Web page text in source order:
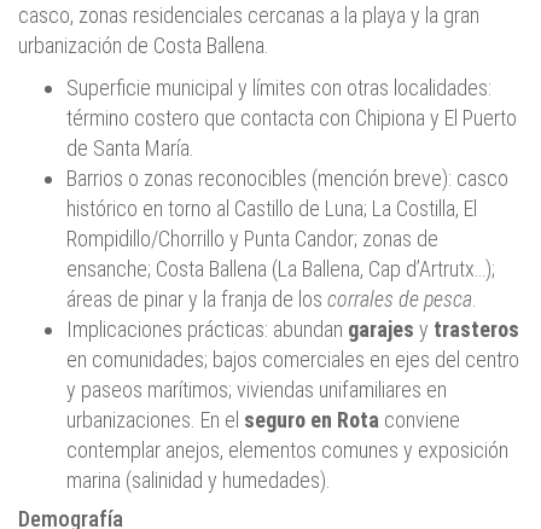
casco, zonas residenciales cercanas a la playa y la gran
urbanización de Costa Ballena.
Superficie municipal y límites con otras localidades:
término costero que contacta con Chipiona y El Puerto
de Santa María.
Barrios o zonas reconocibles (mención breve): casco
histórico en torno al Castillo de Luna; La Costilla, El
Rompidillo/Chorrillo y Punta Candor; zonas de
ensanche; Costa Ballena (La Ballena, Cap d’Artrutx…);
áreas de pinar y la franja de los corrales de pesca.
Implicaciones prácticas: abundan garajes y trasteros
en comunidades; bajos comerciales en ejes del centro
y paseos marítimos; viviendas unifamiliares en
urbanizaciones. En el seguro en Rota conviene
contemplar anejos, elementos comunes y exposición
marina (salinidad y humedades).
Demografía